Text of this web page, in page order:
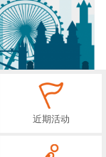
近期活动